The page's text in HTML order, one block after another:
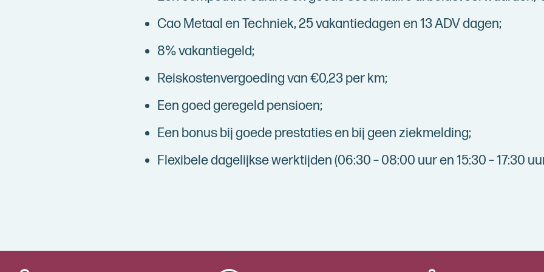
Cao Metaal en Techniek, 25 vakantiedagen en 13 ADV dagen;
8% vakantiegeld;
Reiskostenvergoeding van €0,23 per km;
Een goed geregeld pensioen;
Een bonus bij goede prestaties en bij geen ziekmelding;
Flexibele dagelijkse werktijden (06:30 – 08:00 uur en 15:30 – 17:30